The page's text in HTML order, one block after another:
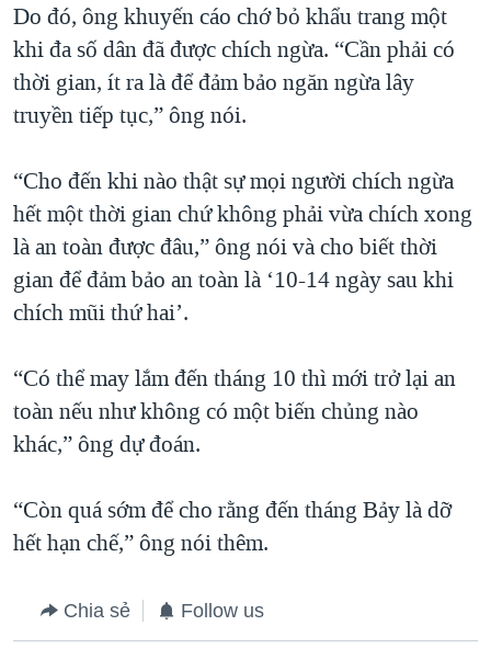
Do đó, ông khuyến cáo chớ bỏ khẩu trang một
khi đa số dân đã được chích ngừa. “Cần phải có
thời gian, ít ra là để đảm bảo ngăn ngừa lây
truyền tiếp tục,” ông nói.
“Cho đến khi nào thật sự mọi người chích ngừa
hết một thời gian chứ không phải vừa chích xong
là an toàn được đâu,” ông nói và cho biết thời
gian để đảm bảo an toàn là ‘10-14 ngày sau khi
chích mũi thứ hai’.
“Có thể may lắm đến tháng 10 thì mới trở lại an
toàn nếu như không có một biến chủng nào
khác,” ông dự đoán.
“Còn quá sớm để cho rằng đến tháng Bảy là dỡ
hết hạn chế,” ông nói thêm.
Chia sẻ Follow us